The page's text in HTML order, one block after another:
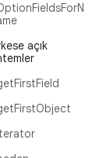
açık